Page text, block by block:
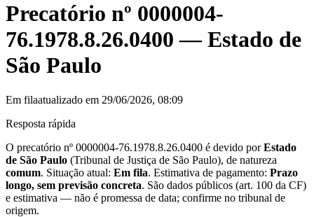
Precatório nº 0000004-
76.1978.8.26.0400 —Estado de
São Paulo
Em filaatualizado em 29/06/2026, 08:09
Resposta rápida
O precatório nº 0000004-76.1978.8.26.0400 é devido porEstado
de São Paulo (Tribunal de Justiça de São Paulo), de natureza
comum. Situação atual: Em fila. Estimativa de pagamento: Prazo
longo, sem previsão concreta. São dados públicos (art. 100 da CF)
e estimativa — não é promessa de data; confirme no tribunal de
origem.